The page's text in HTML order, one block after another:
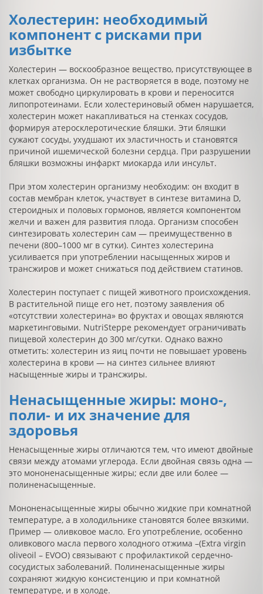
Холестерин: необходимый
компонент с рисками при
избытке
Холестерин — воскообразное вещество, присутствующее в
клетках организма. Он не растворяется в воде, поэтому не
может свободно циркулировать в крови и переносится
липопротеинами. Если холестериновый обмен нарушается,
холестерин может накапливаться на стенках сосудов,
формируя атеросклеротические бляшки. Эти бляшки
сужают сосуды, ухудшают их эластичность и становятся
причиной ишемической болезни сердца. При разрушении
бляшки возможны инфаркт миокарда или инсульт.
При этом холестерин организму необходим: он входит в
состав мембран клеток, участвует в синтезе витамина D,
стероидных и половых гормонов, является компонентом
желчи и важен для развития плода. Организм способен
синтезировать холестерин сам — преимущественно в
печени (800–1000 мг в сутки). Синтез холестерина
усиливается при употреблении насыщенных жиров и
трансжиров и может снижаться под действием статинов.
Холестерин поступает с пищей животного происхождения.
В растительной пище его нет, поэтому заявления об
«отсутствии холестерина» во фруктах и овощах являются
маркетинговыми. NutriSteppe рекомендует ограничивать
пищевой холестерин до 300 мг/сутки. Однако важно
отметить: холестерин из яиц почти не повышает уровень
холестерина в крови — на синтез сильнее влияют
насыщенные жиры и трансжиры.
Ненасыщенные жиры: моно-,
поли- и их значение для
здоровья
Ненасыщенные жиры отличаются тем, что имеют двойные
связи между атомами углерода. Если двойная связь одна —
это мононенасыщенные жиры; если две или более —
полиненасыщенные.
Мононенасыщенные жиры обычно жидкие при комнатной
температуре, а в холодильнике становятся более вязкими.
Пример — оливковое масло. Его употребление, особенно
оливкового масла первого холодного отжима –(Extra virgin
oliveoil – EVOO) связывают с профилактикой сердечно-
сосудистых заболеваний. Полиненасыщенные жиры
сохраняют жидкую консистенцию и при комнатной
температуре, и в холоде.